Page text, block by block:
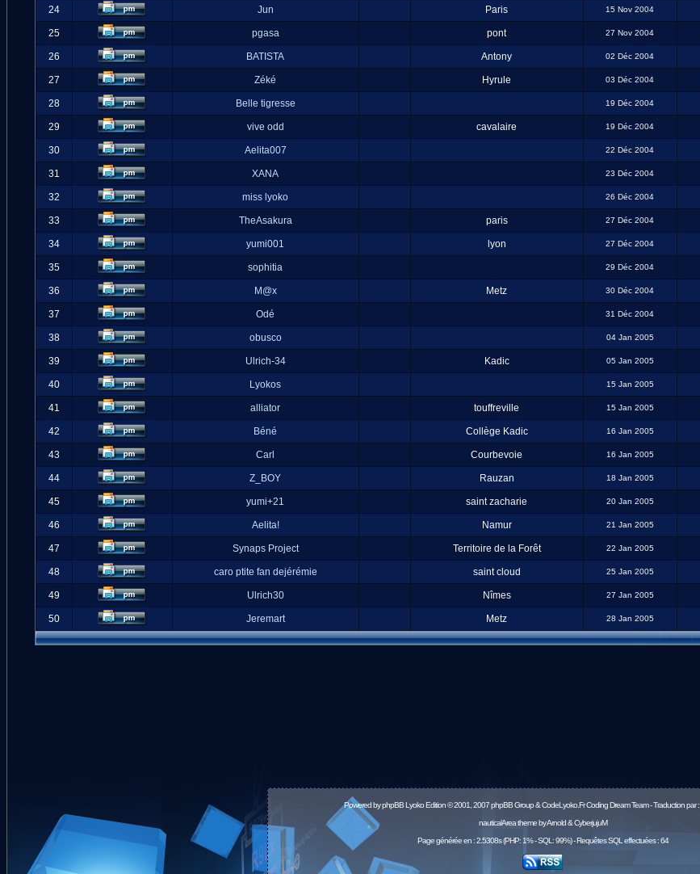
24 Jun Paris 15 Nov 2004
25 pgasa pont 27 Nov 2004
26 BATISTA Antony 02 Déc 2004
27 Zéké Hyrule 03 Déc 2004
28 Belle tigresse 19 Déc 2004
29 vive odd cavalaire 19 Déc 2004
30 Aelita007 22 Déc 2004
31 XANA 23 Déc 2004
32 miss lyoko 26 Déc 2004
33 TheAsakura paris 27 Déc 2004
34 yumi001 lyon 27 Déc 2004
35 sophitia 29 Déc 2004
36 M@x Metz 30 Déc 2004
37 Odé 31 Déc 2004
38 obusco 04 Jan 2005
39 Ulrich-34 Kadic 05 Jan 2005
40 Lyokos 15 Jan 2005
41 alliator touffreville 15 Jan 2005
42 Béné Collège Kadic 16 Jan 2005
43 Carl Courbevoie 16 Jan 2005
44 Z_BOY Rauzan 18 Jan 2005
45 yumi+21 saint zacharie 20 Jan 2005
46 Aelita! Namur 21 Jan 2005
47 Synaps Project Territoire de la Forêt 22 Jan 2005
48 caro ptite fan dejérémie saint cloud 25 Jan 2005
49 Ulrich30 Nîmes 27 Jan 2005
50 Jeremart Metz 28 Jan 2005
Powered byphpBBLyoko Edition © 2001, 2007 phpBB Group & CodeLyoko.Fr Coding Dream Team - Traduction par :
nauticalArea theme by Arnold & CyberjujuM
Page générée en : 2.5308s (PHP: 1% - SQL: 99%) - Requêtes SQL effectuées : 64